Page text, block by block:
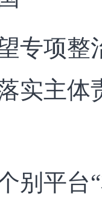
专项
实主体
别平台